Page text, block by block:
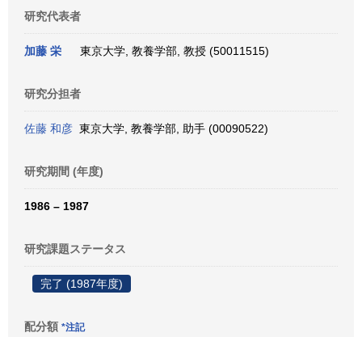
研究代表者
加藤 栄 東京大学, 教養学部, 教授 (50011515)
研究分担者
佐藤 和彦 東京大学, 教養学部, 助手 (00090522)
研究期間 (年度)
1986 – 1987
研究課題ステータス
完了 (1987年度)
配分額 *注記